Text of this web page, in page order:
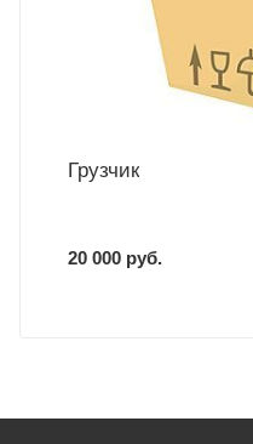
Грузчик
20 000 руб.